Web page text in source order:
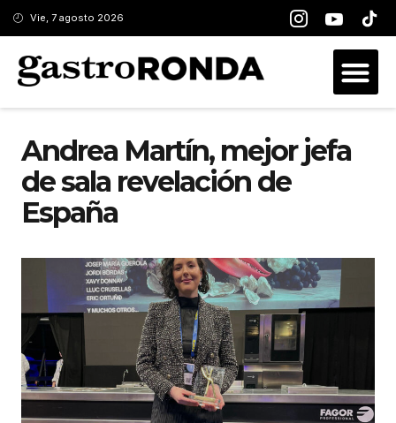
Vie, 7 agosto 2026
Andrea Martín, mejor jefa
de sala revelación de
España